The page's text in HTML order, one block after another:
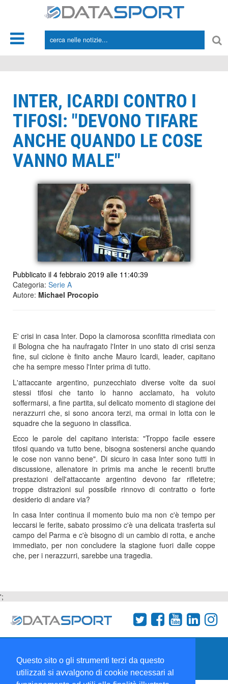
Questo sito o gli strumenti terzi da questo
utilizzati si avvalgono di cookie necessari al
INTER, ICARDI CONTRO I
TIFOSI: "DEVONO TIFARE
ANCHE QUANDO LE COSE
VANNO MALE"
Pubblicato il 4 febbraio 2019 alle 11:40:39
Categoria: Serie A
Autore: Michael Procopio
E' crisi in casa Inter. Dopo la clamorosa sconfitta rimediata con
il Bologna che ha naufragato l'Inter in uno stato di crisi senza
fine, sul ciclone è finito anche Mauro Icardi, leader, capitano
che ha sempre messo l'Inter prima di tutto.
L'attaccante argentino, punzecchiato diverse volte da suoi
stessi tifosi che tanto lo hanno acclamato, ha voluto
soffermarsi, a fine partita, sul delicato momento di stagione dei
nerazzurri che, si sono ancora terzi, ma ormai in lotta con le
squadre che la seguono in classifica.
Ecco le parole del capitano interista: "Troppo facile essere
tifosi quando va tutto bene, bisogna sostenersi anche quando
le cose non vanno bene". Di sicuro in casa Inter sono tutti in
discussione, allenatore in primis ma anche le recenti brutte
prestazioni dell'attaccante argentino devono far rifletetre;
troppe distrazioni sul possibile rinnovo di contratto o forte
desiderio di andare via?
In casa Inter continua il momento buio ma non c'è tempo per
leccarsi le ferite, sabato prossimo c'è una delicata trasferta sul
campo del Parma e c'è bisogno di un cambio di rotta, e anche
immediato, per non concludere la stagione fuori dalle coppe
che, per i nerazzurri, sarebbe una tragedia.
';
Collabora con noi